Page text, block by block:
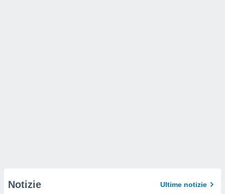
Notizie Ultime notizie